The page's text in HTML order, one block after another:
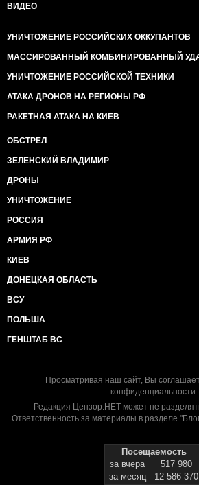
ВИДЕО
УНИЧТОЖЕНИЕ РОССИЙСКИХ ОККУПАНТОВ
МАССИРОВАННЫЙ КОМБИНИРОВАННЫЙ
УНИЧТОЖЕНИЕ РОССИЙСКОЙ ТЕХНИКИ
АТАКА ДРОНОВ НА РЕГИОНЫ РФ
РАКЕТНАЯ АТАКА НА КИЕВ
ОБСТРЕЛ
ЗЕЛЕНСКИЙ ВЛАДИМИР
ДРОНЫ
УНИЧТОЖЕНИЕ
РОССИЯ
АРМИЯ РФ
КИЕВ
ДОНЕЦКАЯ ОБЛАСТЬ
ВСУ
ПОЛЬША
ГЕНШТАБ ВС
Просматривая наш сайт, Вы
конфиденциальности.
Редакция Цензор.НЕТ может не
Ответственность за материалы в разделе
Посещаемость
за вчера
517 980
за месяц
12 586 370